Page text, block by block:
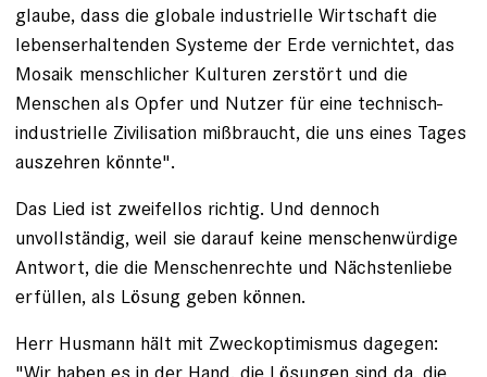
glaube, dass die globale industrielle Wirtschaft die
lebenserhaltenden Systeme der Erde vernichtet, das
Mosaik menschlicher Kulturen zerstört und die
Menschen als Opfer und Nutzer für eine technisch-
industrielle Zivilisation mißbraucht, die uns eines Tages
auszehren könnte".
Das Lied ist zweifellos richtig. Und dennoch
unvollständig, weil sie darauf keine menschenwürdige
Antwort, die die Menschenrechte und Nächstenliebe
erfüllen, als Lösung geben können.
Herr Husmann hält mit Zweckoptimismus dagegen:
"Wir haben es in der Hand, die Lösungen sind da, die